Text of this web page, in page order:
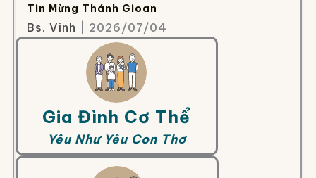
Tin Mừng Thánh Gioan
Bs. Vinh | 2026/07/04
Gia Đình Cơ Thể
Yêu Như Yêu Con Thơ